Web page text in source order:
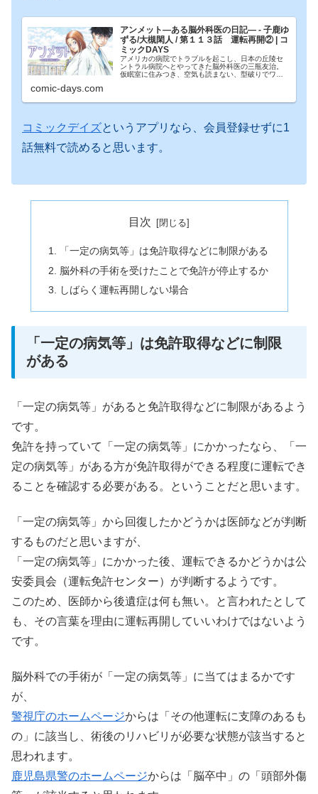
アンメット―ある脳外科医の日記― - 子鹿ゆ
ずる/大槻閑人 / 第１１３話 運転再開② | コ
ミックDAYS
アメリカの病院でトラブルを起こし、日本の丘陵セ
ントラル病院へとやってきた脳外科医の三瓶友治。
仮眠室に住みつき、空気も読まない、型破りでワー
comic-days.com
コミックデイズというアプリなら、会員登録せずに1
話無料で読めると思います。
目次
「一定の病気等」は免許取得などに制限がある
脳外科の手術を受けたことで免許が停止するか
しばらく運転再開しない場合
「一定の病気等」は免許取得などに制限
がある
「一定の病気等」があると免許取得などに制限があるよう
です。
免許を持っていて「一定の病気等」にかかったなら、「一
定の病気等」がある方が免許取得ができる程度に運転でき
ることを確認する必要がある。ということだと思います。
「一定の病気等」から回復したかどうかは医師などが判断
するものだと思いますが、
「一定の病気等」にかかった後、運転できるかどうかは公
安委員会（運転免許センター）が判断するようです。
このため、医師から後遺症は何も無い。と言われたとして
も、その言葉を理由に運転再開していいわけではないよう
です。
脳外科での手術が「一定の病気等」に当てはまるかです
が、
警視庁のホームページからは「その他運転に支障のあるも
の」に該当し、術後のリハビリが必要な状態が該当すると
思われます。
鹿児島県警のホームページからは「脳卒中」の「頭部外傷